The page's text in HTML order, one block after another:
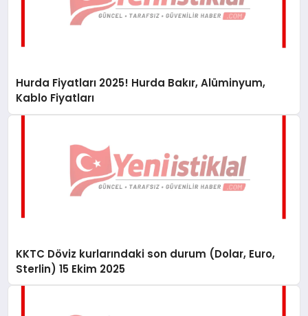
Hurda Fiyatları 2025! Hurda Bakır, Alüminyum,
Kablo Fiyatları
KKTC Döviz kurlarındaki son durum (Dolar, Euro,
Sterlin) 15 Ekim 2025